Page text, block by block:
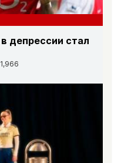
депрессии стал
1,966